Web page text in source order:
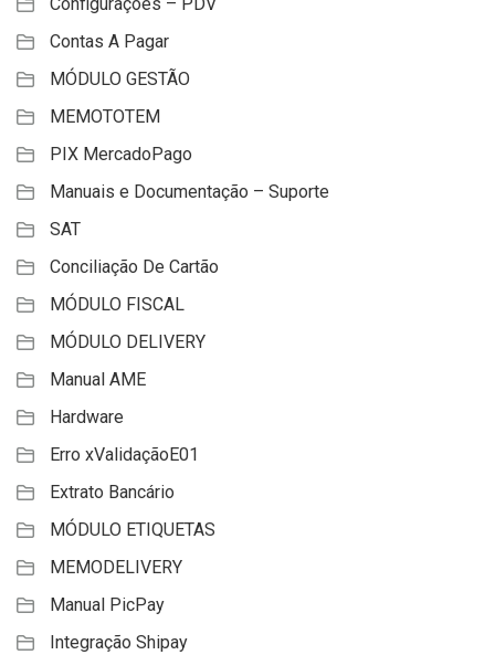
Configurações – PDV
Contas A Pagar
MÓDULO GESTÃO
MEMOTOTEM
PIX MercadoPago
Manuais e Documentação – Suporte
SAT
Conciliação De Cartão
MÓDULO FISCAL
MÓDULO DELIVERY
Manual AME
Hardware
Erro xValidaçãoE01
Extrato Bancário
MÓDULO ETIQUETAS
MEMODELIVERY
Manual PicPay
Integração Shipay